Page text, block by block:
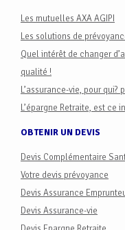
Les mutuelles AXA AGIPI
Les solutions de
Quel intérêt de changer
qualité !
L’assurance-vie, pour qui?
L’épargne Retraite, est ce
OBTENIR UN DEVIS
Devis Complémentaire
Votre devis prévoyance
Devis Assurance
Devis Assurance-vie